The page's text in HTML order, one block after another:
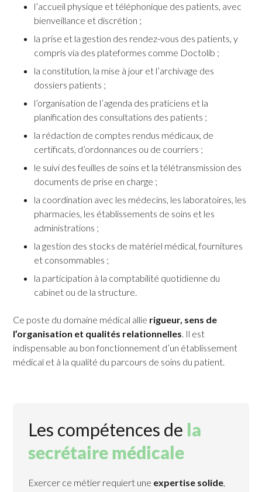
l’accueil physique et téléphonique des patients, avec
bienveillance et discrétion ;
la prise et la gestion des rendez-vous des patients, y
compris via des plateformes comme Doctolib ;
la constitution, la mise à jour et l’archivage des
dossiers patients ;
l’organisation de l’agenda des praticiens et la
planification des consultations des patients ;
la rédaction de comptes rendus médicaux, de
certificats, d’ordonnances ou de courriers ;
le suivi des feuilles de soins et la télétransmission des
documents de prise en charge ;
la coordination avec les médecins, les laboratoires, les
pharmacies, les établissements de soins et les
administrations ;
la gestion des stocks de matériel médical, fournitures
et consommables ;
la participation à la comptabilité quotidienne du
cabinet ou de la structure.
Ce poste du domaine médical allie rigueur, sens de
l’organisation et qualités relationnelles. Il est
indispensable au bon fonctionnement d’un établissement
médical et à la qualité du parcours de soins du patient.
Les compétences de la
secrétaire médicale
Exercer ce métier requiert une expertise solide,